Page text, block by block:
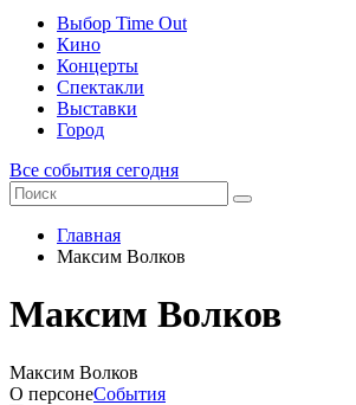
Выбор Time Out
Кино
Концерты
Спектакли
Выставки
Город
Все события сегодня
Главная
Максим Волков
Максим Волков
Максим Волков
О персонеСобытия